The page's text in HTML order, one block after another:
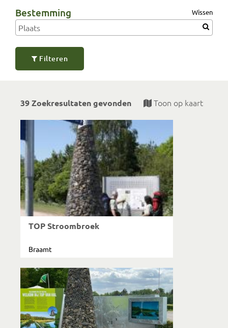
Bestemming Wissen
Filteren
39 Zoekresultaten gevonden Toon op kaart
TOP Stroombroek
Braamt